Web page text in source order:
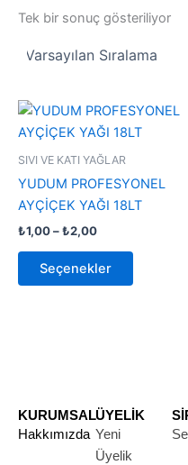
Tek bir sonuç gösteriliyor
SIVI VE KATI YAĞLAR
YUDUM PROFESYONEL
AYÇİÇEK YAĞI 18LT
₺1,00–₺2,00
Fiyat
aralığı:
₺1,00
-
₺2,00
Seçenekler
Bu
ürünün
KURUMSAL
Hakkımızda
ÜYELİK
Yeni
Üyelik